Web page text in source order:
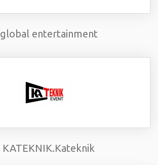
global entertainment
KATEKNIK.Kateknik